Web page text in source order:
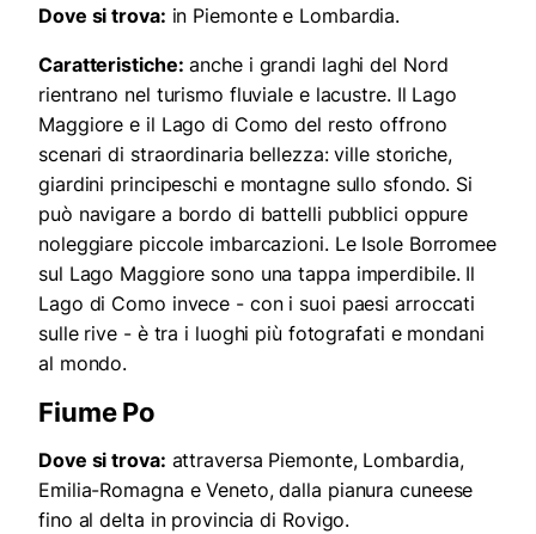
Dove si trova: in Piemonte e Lombardia.
Caratteristiche: anche i grandi laghi del Nord
rientrano nel turismo fluviale e lacustre. Il Lago
Maggiore e il Lago di Como del resto offrono
scenari di straordinaria bellezza: ville storiche,
giardini principeschi e montagne sullo sfondo. Si
può navigare a bordo di battelli pubblici oppure
noleggiare piccole imbarcazioni. Le Isole Borromee
sul Lago Maggiore sono una tappa imperdibile. Il
Lago di Como invece - con i suoi paesi arroccati
sulle rive - è tra i luoghi più fotografati e mondani
al mondo.
Fiume Po
Dove si trova: attraversa Piemonte, Lombardia,
Emilia-Romagna e Veneto, dalla pianura cuneese
fino al delta in provincia di Rovigo.